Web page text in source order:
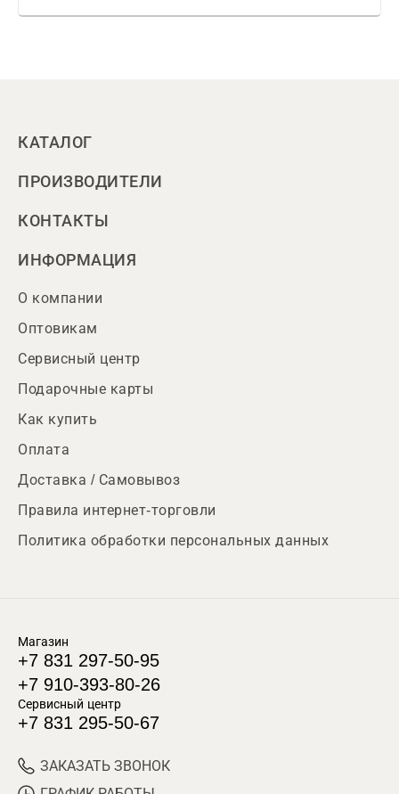
КАТАЛОГ
ПРОИЗВОДИТЕЛИ
КОНТАКТЫ
ИНФОРМАЦИЯ
О компании
Оптовикам
Сервисный центр
Подарочные карты
Как купить
Оплата
Доставка / Самовывоз
Правила интернет-торговли
Политика обработки персональных данных
Магазин
+7 831 297-50-95
+7 910-393-80-26
Сервисный центр
+7 831 295-50-67
ЗАКАЗАТЬ ЗВОНОК